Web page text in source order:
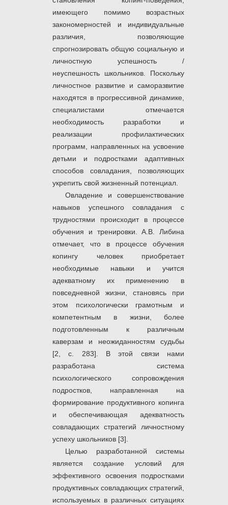
имеющего помимо возрастных
закономерностей и индивидуальные
различия, позволяющие
спрогнозировать общую социальную и
личностную успешность /
неуспешность школьников. Поскольку
личностное развитие и саморазвитие
находятся в прогрессивной динамике,
специалистами отмечается
необходимость разработки и
реализации профилактических
программ, направленных на усвоение
детьми и подростками адаптивных
способов совладания, позволяющих
укрепить свой жизненный потенциал.
Овладение и совершенствование
навыков успешного совладания с
трудностями происходит в процессе
обучения и тренировки. А.В. Либина
отмечает, что в процессе обучения
копингу человек приобретает
необходимые навыки и учится
адекватному их применению в
повседневной жизни, становясь при
этом психологически грамотным и
компетент­ным в жизни, более
подготовленным к различным
каверзам и неожиданностям судьбы
[2, с. 283]. В этой связи нами
разработана система
психологического сопровождения
подростков, направленная на
формирование продуктивного копинга
и обеспечивающая адекватность
совладающих стратегий личностному
успеху школьников [3].
Целью разработанной системы
является создание условий для
эффективного освоения подростками
продуктивных совладающих стратегий,
используемых в различных ситуациях